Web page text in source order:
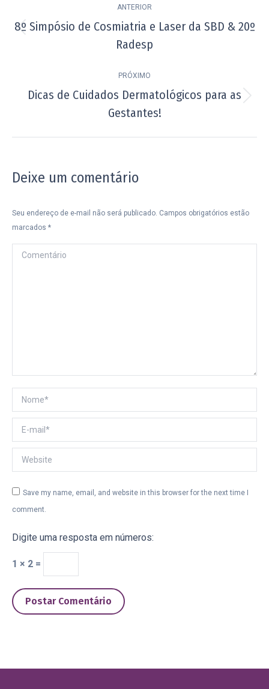
de
ANTERIOR
Post
anterior:
8º Simpósio de Cosmiatria e Laser da SBD & 20º
Radesp
PRÓXIMO
Próximo
post:
Dicas de Cuidados Dermatológicos para as
Gestantes!
Deixe um comentário
Seu endereço de e-mail não será publicado. Campos obrigatórios estão
marcados *
Comentário
Nome *
E-mail *
Website
Save my name, email, and website in this browser for the next time I
comment.
Digite uma resposta em números:
1 × 2 =
Postar Comentário